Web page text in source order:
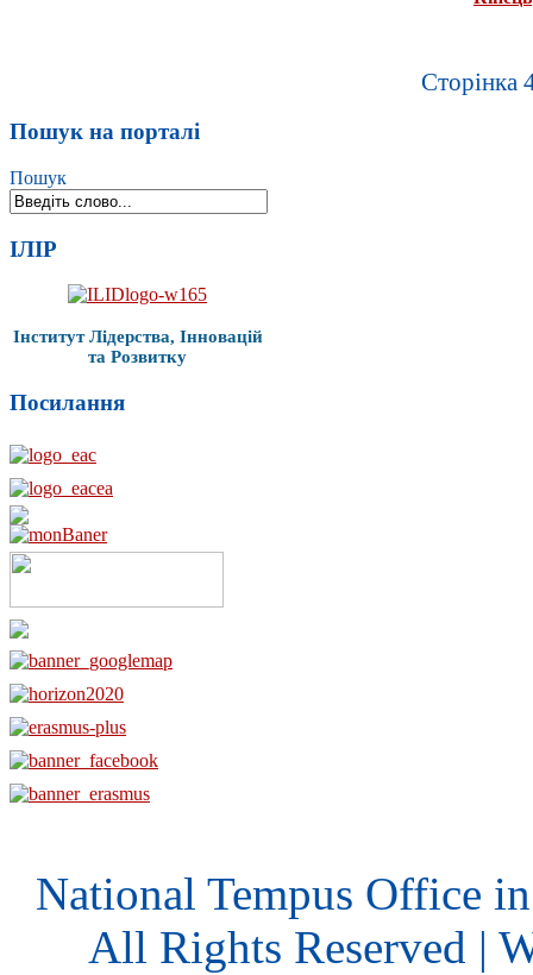
Сторінка
Пошук на порталі
Пошук
ІЛІР
Інститут Лідерства, Інновацій
та Розвитку
Посилання
National Tempus Office
All Rights Reserved |